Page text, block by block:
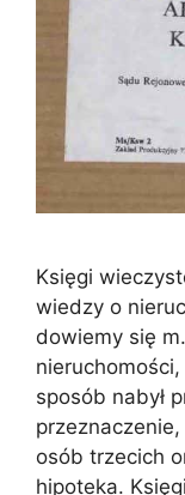
Księgi
wiedzy o
dowiemy się
sposób nabył
osób trzecich
hipoteka.